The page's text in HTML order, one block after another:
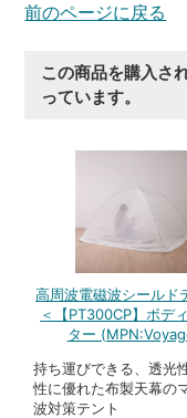
前のページに戻る
この商品を購入さ
っています。
高周波電磁波シールド
＜【PT300CP】ボデ
ター
持ち運びできる、透光
性に優れた布製天幕の
波対策テント